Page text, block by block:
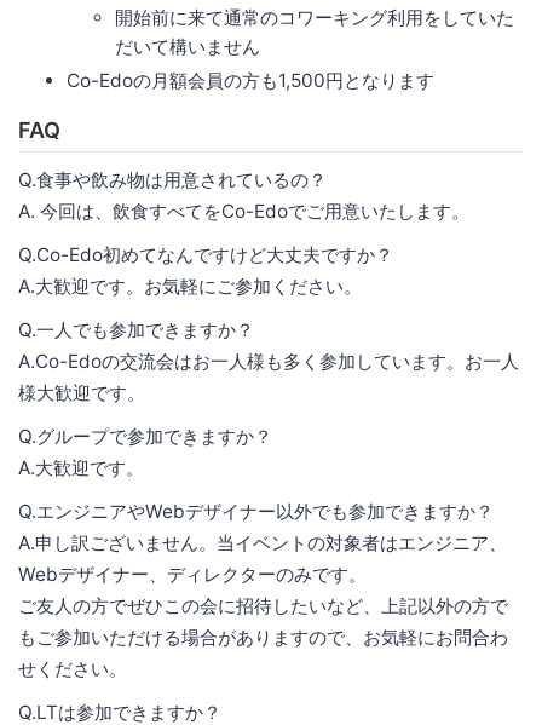
開始前に来て通常のコワーキング利用をしていた
だいて構いません
Co-Edoの月額会員の方も1,500円となります
FAQ
Q.食事や飲み物は用意されているの？
A. 今回は、飲食すべてをCo-Edoでご用意いたします。
Q.Co-Edo初めてなんですけど大丈夫ですか？
A.大歓迎です。お気軽にご参加ください。
Q.一人でも参加できますか？
A.Co-Edoの交流会はお一人様も多く参加しています。お一人
様大歓迎です。
Q.グループで参加できますか？
A.大歓迎です。
Q.エンジニアやWebデザイナー以外でも参加できますか？
A.申し訳ございません。当イベントの対象者はエンジニア、
Webデザイナー、ディレクターのみです。
ご友人の方でぜひこの会に招待したいなど、上記以外の方で
もご参加いただける場合がありますので、お気軽にお問合わ
せください。
Q.LTは参加できますか？